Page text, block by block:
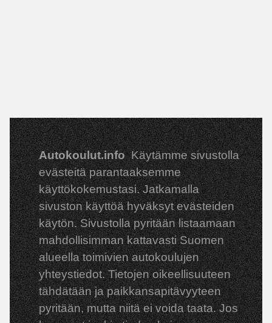
Autokoulut.info Käytämme sivustolla
evästeitä parantaaksemme
käyttökokemustasi. Jatkamalla
sivuston käyttöä hyväksyt evästeiden
käytön. Sivustolla pyritään listaamaan
mahdollisimman kattavasti Suomen
alueella toimivien autokoulujen
yhteystiedot. Tietojen oikeellisuuteen
tähdätään ja paikkansapitävyyteen
pyritään, mutta niitä ei voida taata. Jos